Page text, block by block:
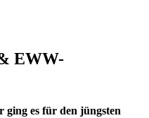
EWW-
ging es für den jüngsten